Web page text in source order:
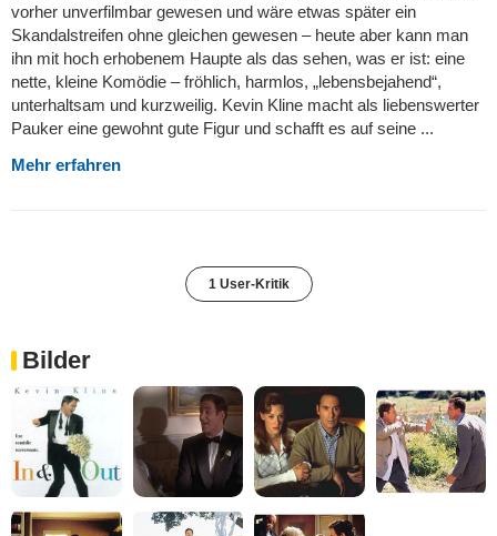
vorher unverfilmbar gewesen und wäre etwas später ein
Skandalstreifen ohne gleichen gewesen – heute aber kann man
ihn mit hoch erhobenem Haupte als das sehen, was er ist: eine
nette, kleine Komödie – fröhlich, harmlos, „lebensbejahend“,
unterhaltsam und kurzweilig. Kevin Kline macht als liebenswerter
Pauker eine gewohnt gute Figur und schafft es auf seine ...
Mehr erfahren
1 User-Kritik
Bilder